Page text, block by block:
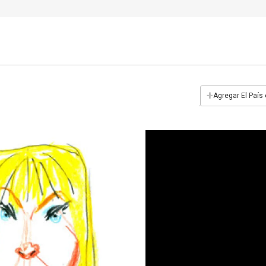
+Agregar El País